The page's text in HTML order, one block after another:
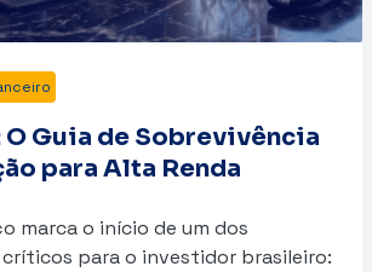
O Guia de Sobrevivência
para Alta Renda
marca o início de um dos
para o investidor brasileiro: